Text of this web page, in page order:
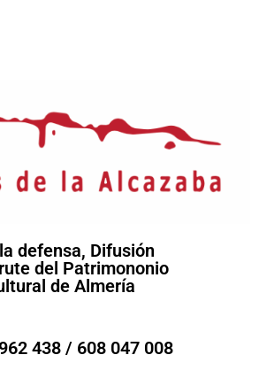
defensa, Difusión
del Patrimononio
de Almería
438 / 608 047 008